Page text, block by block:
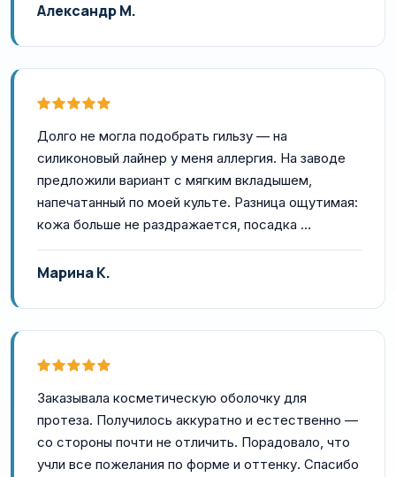
Александр М.
Долго не могла подобрать гильзу — на
силиконовый лайнер у меня аллергия. На заводе
предложили вариант с мягким вкладышем,
напечатанный по моей культе. Разница ощутимая:
кожа больше не раздражается, посадка …
Марина К.
Заказывала косметическую оболочку для
протеза. Получилось аккуратно и естественно —
со стороны почти не отличить. Порадовало, что
учли все пожелания по форме и оттенку. Спасибо